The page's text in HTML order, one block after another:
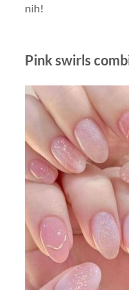
nih!
Pink swirls